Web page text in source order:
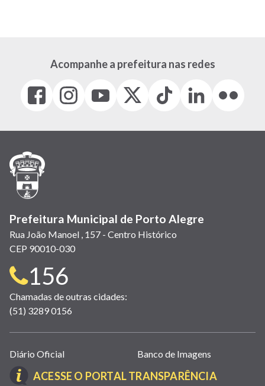
Acompanhe a prefeitura nas redes
Facebook
(link
em
janela)
Instagram
(link
em
(link
em
(Antigo
(link
Tiktok
(link
em
LinkedIn
(link
em
(link
em
Prefeitura Municipal de Porto Alegre
Rua João Manoel , 157 - Centro Histórico
CEP 90010-030
Telefone
para
contato:
156
Chamadas de outras cidades:
(51) 3289 0156
Links
úteis
(abrem
Diário Oficial Banco de Imagens
ACESSE O PORTAL TRANSPARÊNCIA(LINK